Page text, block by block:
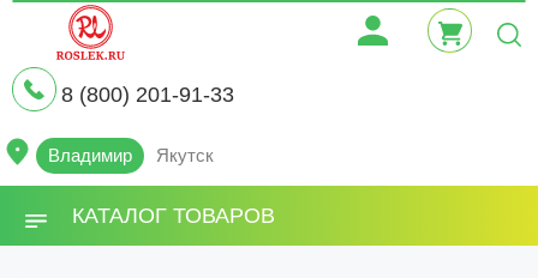
8 (800) 201-91-33
Владимир Якутск
КАТАЛОГ ТОВАРОВ